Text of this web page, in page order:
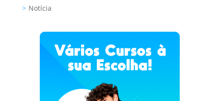
Notícia